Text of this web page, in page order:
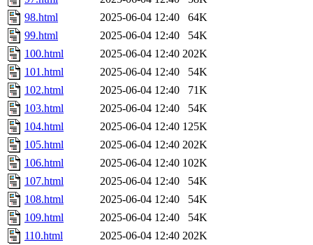
98.html
2025-06-04 12:40
64K
99.html
2025-06-04 12:40
54K
100.html
2025-06-04 12:40 202K
101.html
2025-06-04 12:40
54K
102.html
2025-06-04 12:40
71K
103.html
2025-06-04 12:40
54K
104.html
2025-06-04 12:40 125K
105.html
2025-06-04 12:40 202K
106.html
2025-06-04 12:40 102K
107.html
2025-06-04 12:40
54K
108.html
2025-06-04 12:40
54K
109.html
2025-06-04 12:40
54K
110.html
2025-06-04 12:40 202K